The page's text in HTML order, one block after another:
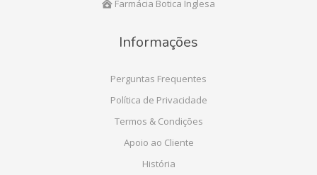
Farmácia Botica Inglesa
Informações
Perguntas Frequentes
Política de Privacidade
Termos & Condições
Apoio ao Cliente
História